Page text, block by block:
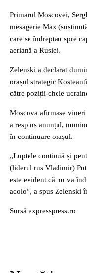
Primarul Moscovei,
mesagerie Max
care se îndreptau spre
aeriană a Rusiei.
Zelenski a declarat
orașul strategic
către poziții-cheie
Moscova afirmase
a respins anunțul,
în continuare orașul.
„Luptele continuă și
(liderul rus Vladimir)
este evident că nu va
acolo”, a spus Zelenski
Sursă expresspress.ro